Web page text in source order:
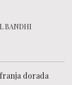
BANDHI
dorada